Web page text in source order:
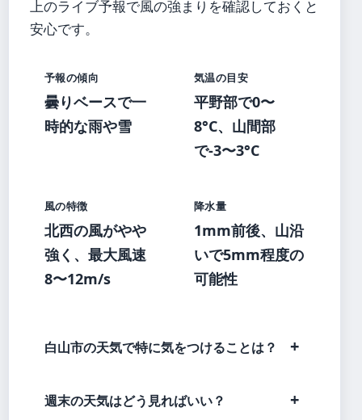
上のライブ予報で風の強まりを確認しておくと
安心です。
予報の傾向
曇りベースで一
時的な雨や雪
気温の目安
平野部で0〜
8°C、山間部
で-3〜3°C
風の特徴
北西の風がやや
強く、最大風速
8〜12m/s
降水量
1mm前後、山沿
いで5mm程度の
可能性
白山市の天気で特に気をつけることは？
週末の天気はどう見ればいい？